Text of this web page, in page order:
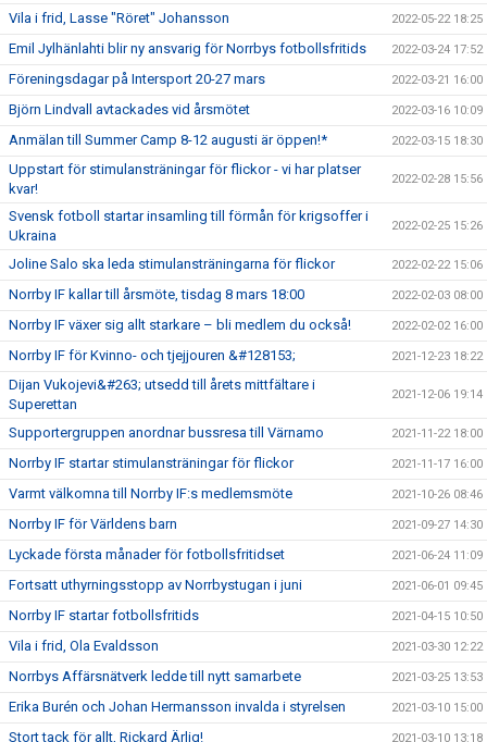
Vila i frid, Lasse "Röret" Johansson 2022-05-22 18:25
Emil Jylhänlahti blir ny ansvarig för Norrbys fotbollsfritids 2022-03-24 17:52
Föreningsdagar på Intersport 20-27 mars 2022-03-21 16:00
Björn Lindvall avtackades vid årsmötet 2022-03-16 10:09
Anmälan till Summer Camp 8-12 augusti är öppen!* 2022-03-15 18:30
Uppstart för stimulansträningar för flickor - vi har platser
kvar!
2022-02-28 15:56
Svensk fotboll startar insamling till förmån för krigsoffer i
Ukraina
2022-02-25 15:26
Joline Salo ska leda stimulansträningarna för flickor 2022-02-22 15:06
Norrby IF kallar till årsmöte, tisdag 8 mars 18:00 2022-02-03 08:00
Norrby IF växer sig allt starkare – bli medlem du också! 2022-02-02 16:00
Norrby IF för Kvinno- och tjejjouren &#128153; 2021-12-23 18:22
Dijan Vukojevi&#263; utsedd till årets mittfältare i
Superettan
2021-12-06 19:14
Supportergruppen anordnar bussresa till Värnamo 2021-11-22 18:00
Norrby IF startar stimulansträningar för flickor 2021-11-17 16:00
Varmt välkomna till Norrby IF:s medlemsmöte 2021-10-26 08:46
Norrby IF för Världens barn 2021-09-27 14:30
Lyckade första månader för fotbollsfritidset 2021-06-24 11:09
Fortsatt uthyrningsstopp av Norrbystugan i juni 2021-06-01 09:45
Norrby IF startar fotbollsfritids 2021-04-15 10:50
Vila i frid, Ola Evaldsson 2021-03-30 12:22
Norrbys Affärsnätverk ledde till nytt samarbete 2021-03-25 13:53
Erika Burén och Johan Hermansson invalda i styrelsen 2021-03-10 15:00
Stort tack för allt, Rickard Ärlig! 2021-03-10 13:18